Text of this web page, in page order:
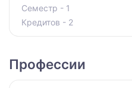
Семестр - 1
Кредитов - 2
Профессии